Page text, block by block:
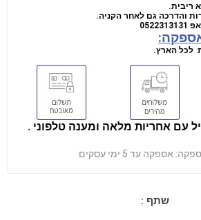
והדרכה גם לאחר הקניה.
0522313131
לכל הארץ.
עם אחריות מלאה ומענה טלפוני .
אספקה עד 5 ימי עסקים
שתף :